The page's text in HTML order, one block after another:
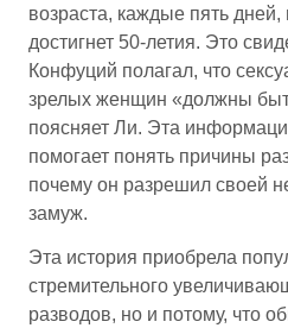
возраста, каждые пять
достигнет 50-летия. Это
Конфуций полагал, что
зрелых женщин «должны
поясняет Ли. Эта
помогает понять причины
почему он разрешил своей
замуж.
Эта история приобрела
стремительного
разводов, но и потому, что